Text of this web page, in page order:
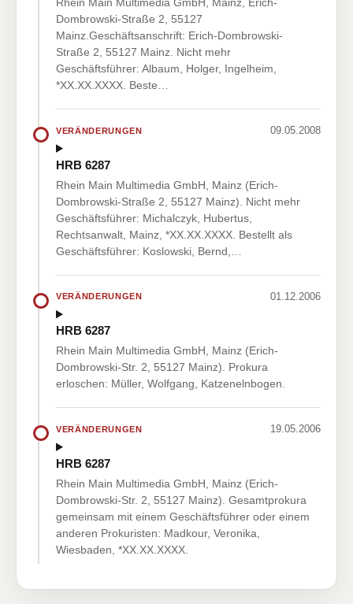
Rhein Main Multimedia GmbH, Mainz, Erich-
Dombrowski-Straße 2, 55127
Mainz.Geschäftsanschrift: Erich-Dombrowski-
Straße 2, 55127 Mainz. Nicht mehr
Geschäftsführer: Albaum, Holger, Ingelheim,
*XX.XX.XXXX. Beste…
VERÄNDERUNGEN 09.05.2008
HRB 6287
Rhein Main Multimedia GmbH, Mainz (Erich-
Dombrowski-Straße 2, 55127 Mainz). Nicht mehr
Geschäftsführer: Michalczyk, Hubertus,
Rechtsanwalt, Mainz, *XX.XX.XXXX. Bestellt als
Geschäftsführer: Koslowski, Bernd,…
VERÄNDERUNGEN 01.12.2006
HRB 6287
Rhein Main Multimedia GmbH, Mainz (Erich-
Dombrowski-Str. 2, 55127 Mainz). Prokura
erloschen: Müller, Wolfgang, Katzenelnbogen.
VERÄNDERUNGEN 19.05.2006
HRB 6287
Rhein Main Multimedia GmbH, Mainz (Erich-
Dombrowski-Str. 2, 55127 Mainz). Gesamtprokura
gemeinsam mit einem Geschäftsführer oder einem
anderen Prokuristen: Madkour, Veronika,
Wiesbaden, *XX.XX.XXXX.